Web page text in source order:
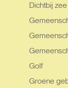
Dichtbij zee
Golf
Groene